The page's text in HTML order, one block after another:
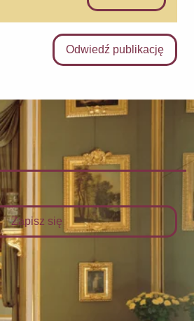
Odwiedź publikację
Zapisz się